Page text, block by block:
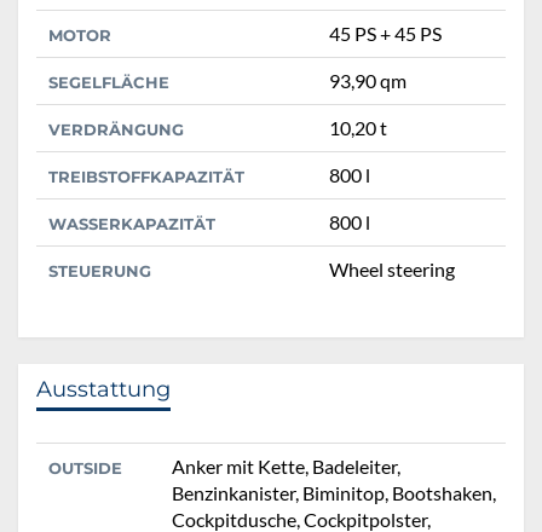
MOTOR 45 PS + 45 PS
SEGELFLÄCHE 93,90 qm
VERDRÄNGUNG 10,20 t
TREIBSTOFFKAPAZITÄT 800 l
WASSERKAPAZITÄT 800 l
STEUERUNG Wheel steering
Ausstattung
OUTSIDE
Anker mit Kette, Badeleiter,
Benzinkanister, Biminitop, Bootshaken,
Cockpitdusche, Cockpitpolster,